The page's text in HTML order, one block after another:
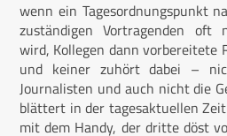
wenn ein Tagesordnungspunkt
zuständigen Vortragenden oft
wird, Kollegen dann vorbereitete
und keiner zuhört dabei –
Journalisten und auch nicht die
blättert in der tagesaktuellen
mit dem Handy, der dritte döst